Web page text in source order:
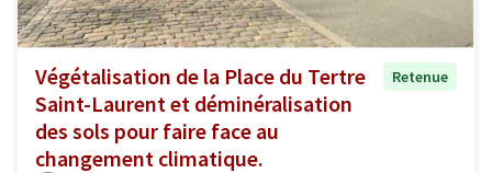
Végétalisation de la Place du Tertre
Saint-Laurent et déminéralisation
des sols pour faire face au
changement climatique.
Retenue